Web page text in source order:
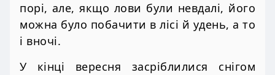
порі, але, якщо лови були невдалі, його
можна було побачити в лісі й удень, а то
і вночі.
У кінці вересня засріблилися снігом